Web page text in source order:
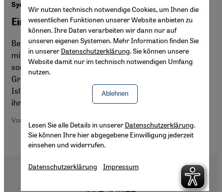
Syrienkonflikt
Ein globaler Vernichtungskrieg
Bei den Genfer Friedensverhandlungen geht es
mitnichten um das Schicksal der syrischen Bevölkerung,
sondern vor allem um die Interessen der beiden
Großmächte USA und Russland, schreibt die syrische
Islamwissenschaftlerin und Soziologin Huda Zein in
ihrem Debattenbeitrag.
Von Huda Zein
Wir nutzen technisch notwendige Cookies, um Ihnen die
wesentlichen Funktionen unserer Website anbieten zu
können. Ihre Daten verarbeiten wir dann nur auf
unseren eigenen Systemen. Mehr Information finden Sie
in unserer Datenschutzerklärung. Sie können unsere
Website damit nur im technisch notwendigen Umfang
nutzen.
Ablehnen
Lesen Sie alle Details in unserer Datenschutzerklärung.
Sie können Ihre hier abgegebene Einwilligung jederzeit
einsehen und widerrufen.
Datenschutzerklärung Impressum